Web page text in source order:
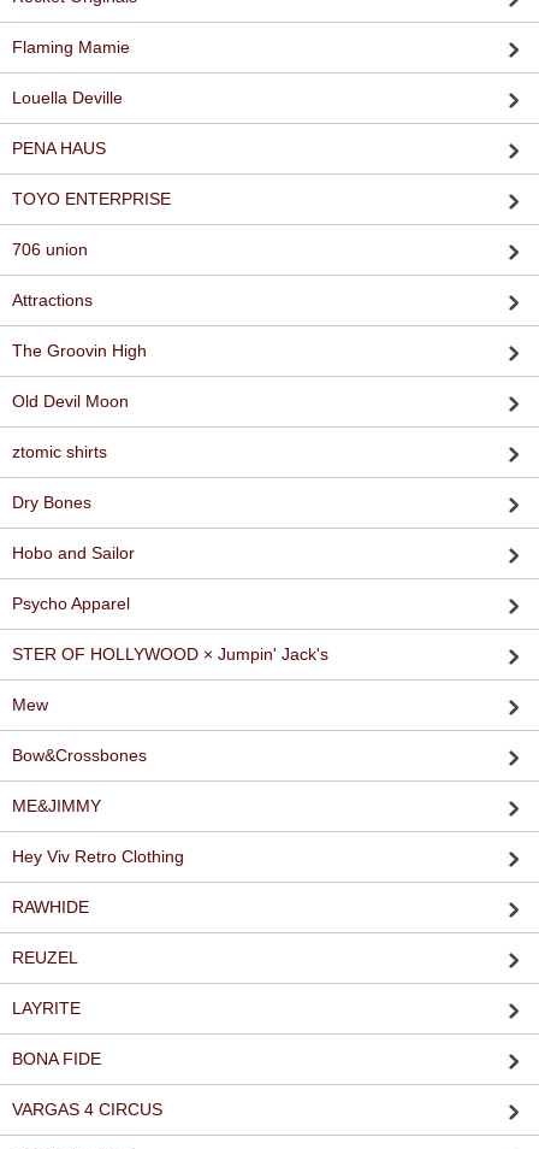
Flaming Mamie
Louella Deville
PENA HAUS
TOYO ENTERPRISE
706 union
Attractions
The Groovin High
Old Devil Moon
ztomic shirts
Dry Bones
Hobo and Sailor
Psycho Apparel
STER OF HOLLYWOOD × Jumpin' Jack's
Mew
Bow&Crossbones
ME&JIMMY
Hey Viv Retro Clothing
RAWHIDE
REUZEL
LAYRITE
BONA FIDE
VARGAS 4 CIRCUS